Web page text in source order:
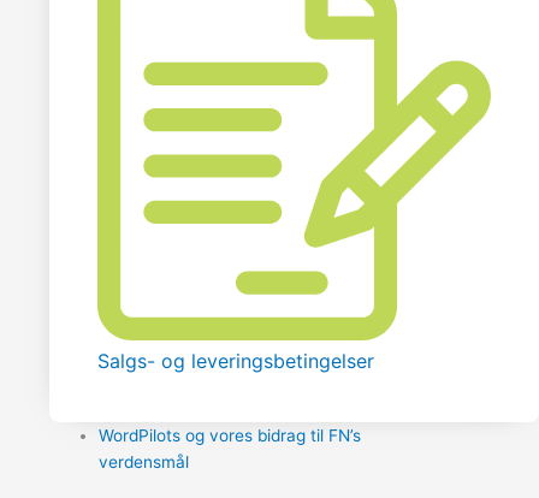
Salgs- og leveringsbetingelser
WordPilots og vores bidrag til FN’s
verdensmål